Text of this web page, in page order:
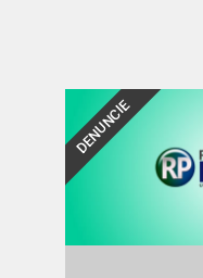
DENUNCIE